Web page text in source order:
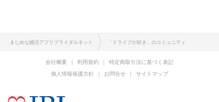
まじめな婚活アプリブライダルネット 「ドライブが好き」のコミュニティ
会社概要 利用規約
特定商取引法に基づく表記
個人情報保護方針
お問合せ サイトマップ